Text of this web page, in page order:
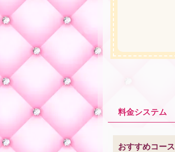
料金システム
おすすめコース